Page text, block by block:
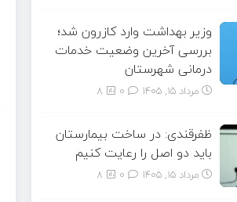
وزیر بهداشت وارد کازرون شد؛
بررسی آخرین وضعیت خدمات
درمانی شهرستان
مرداد ۱۵, ۱۴۰۵ 8
ظفرقندی: در ساخت بیمارستان
باید دو اصل را رعایت کنیم
مرداد ۱۵, ۱۴۰۵ 8